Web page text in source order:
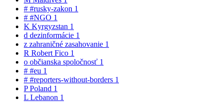
# #rusky-zakon 1
# #NGO 1
K Kyrgyzstan 1
d dezinformácie 1
z zahraničné zasahovanie 1
R Robert Fico 1
o občianska spoločnosť 1
# #eu 1
# #reporters-without-borders 1
PPoland 1
L Lebanon 1